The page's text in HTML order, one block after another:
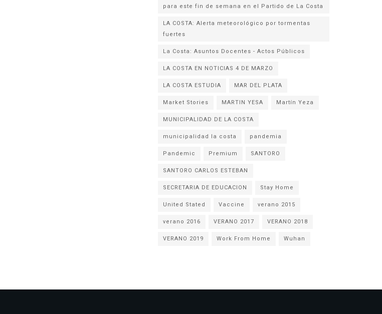
para este fin de semana en el Partido de La Costa
LA COSTA: Alerta meteorológico por tormentas
fuertes
La Costa: Asuntos Docentes - Actos Públicos
LA COSTA EN NOTICIAS 4 DE MARZO
LA COSTA ESTUDIA
MAR DEL PLATA
Market Stories
MARTIN YESA
Martín Yeza
MUNICIPALIDAD DE LA COSTA
municipalidad la costa
pandemia
Pandemic
Premium
SANTORO
SANTORO CARLOS ESTEBAN
SECRETARIA DE EDUCACION
Stay Home
United Stated
Vaccine
verano 2015
verano 2016
VERANO 2017
VERANO 2018
VERANO 2019
Work From Home Wuhan